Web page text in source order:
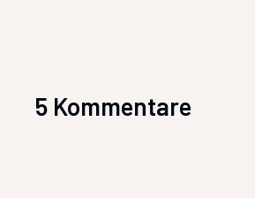
5 Kommentare